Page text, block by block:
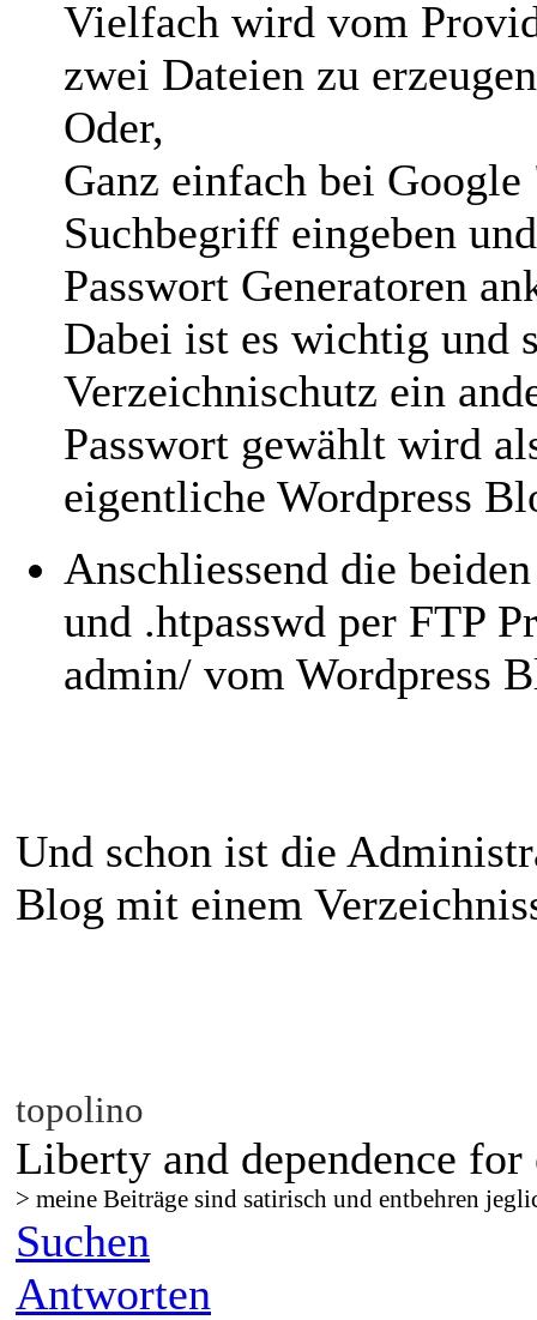
Vielfach wird vom
zwei Dateien zu
Oder,
Ganz einfach bei
Suchbegriff eingeben
Passwort Generatoren
Dabei ist es wichtig und
Verzeichnischutz ein
Passwort gewählt wird
eigentliche Wordpress
Anschliessend die
und .htpasswd per FTP
admin/ vom Wordpress
Und schon ist die
Blog mit einem
topolino
Liberty and dependence for
> meine Beiträge sind satirisch und entbehren
Suchen
Antworten